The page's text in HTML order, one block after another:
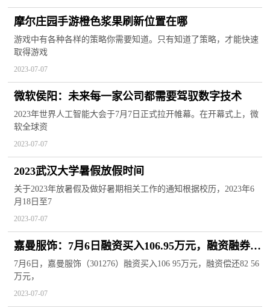
摩尔庄园手游橙色浆果刷新位置在哪
游戏中有各种各样的策略你需要知道。只有知道了策略，才能快速
取得游戏
2023-07-07
微软侯阳：未来每一家公司都需要驾驭数字技术
2023年世界人工智能大会于7月7日正式拉开帷幕。在开幕式上，微
软全球资
2023-07-07
2023武汉大学暑假放假时间
关于2023年放暑假及做好暑期相关工作的通知根据校历，2023年6
月18日至7
2023-07-07
嘉曼服饰：7月6日融资买入106.95万元，融资融券余
额2893.24万元
7月6日，嘉曼服饰（301276）融资买入106 95万元，融资偿还82 56
万元，
2023-07-07